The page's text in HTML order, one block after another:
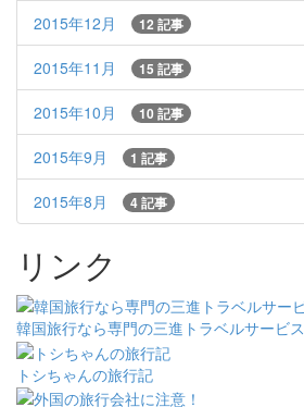
2015年12月 12 記事
2015年11月 15 記事
2015年10月 10 記事
2015年9月 1 記事
2015年8月 4 記事
リンク
韓国旅行なら専門の三進トラベルサービス
トシちゃんの旅行記